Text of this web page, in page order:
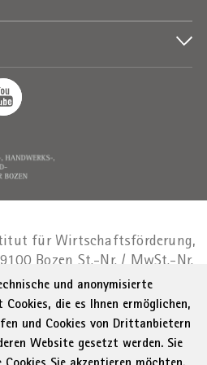
für Wirtschaftsförderung,
Bozen St.-Nr. / MwSt.-Nr.
|administration-
Menu Footer
Privacy
AGB
und anonymisierte
die es Ihnen ermöglichen,
und Cookies von Drittanbietern
Website gesetzt werden. Sie